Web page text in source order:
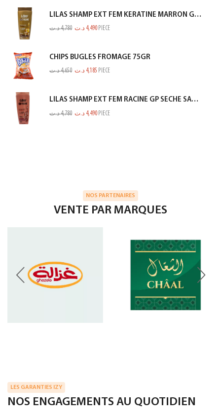
LILAS SHAMP EXT FEM KERATINE MARRON GOLD 350ML
4,780د.ت 4,490 د.ت PIECE
CHIPS BUGLES FROMAGE 75GR
4,650د.ت 4,185 د.ت PIECE
LILAS SHAMP EXT FEM RACINE GP SECHE SAUMON 350ML
4,780د.ت 4,490 د.ت PIECE
NOS PARTENAIRES
VENTE PAR MARQUES
LES GARANTIES IZY
NOS ENGAGEMENTS AU QUOTIDIEN